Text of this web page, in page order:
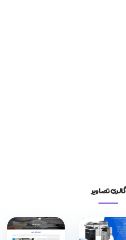
گالری تصاویر